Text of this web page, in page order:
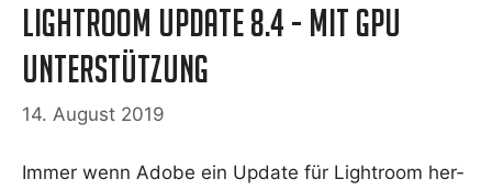
Lightroom Update 8.4 - mit GPU
Unterstützung
14. August 2019
Immer wenn Ado­be ein Update für Ligh­t­room her­